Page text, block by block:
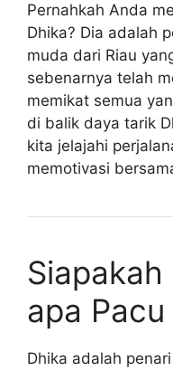
Pernahkah Anda
Dhika? Dia adalah
muda dari Riau
sebenarnya telah
memikat semua
di balik daya tarik
kita jelajahi
memotivasi
apa Pacu
Dhika adalah